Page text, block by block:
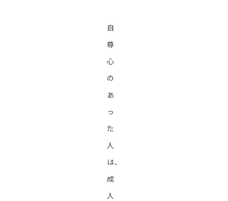
自
尊
心
の
あ
っ
た
人
は、
成
人